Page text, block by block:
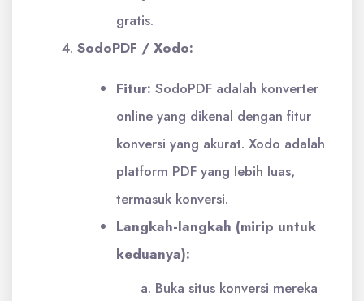
gratis.
SodoPDF / Xodo:
Fitur: SodoPDF adalah konverter
online yang dikenal dengan fitur
konversi yang akurat. Xodo adalah
platform PDF yang lebih luas,
termasuk konversi.
Langkah-langkah (mirip untuk
keduanya):
Buka situs konversi mereka